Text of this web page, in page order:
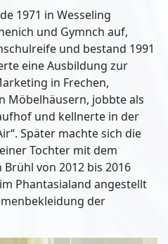
1971 in Wesseling
und Gymnch auf,
und bestand 1991
eine Ausbildung zur
in Frechen,
Möbelhäusern, jobbte als
und kellnerte in der
Später machte sich die
Tochter mit dem
von 2012 bis 2016
Phantasialand angestellt
der